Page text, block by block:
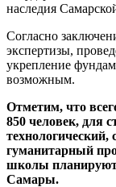
наследия
Согласно
экспертизы,
укрепление
возможным.
Отметим, что
850 человек, для
технологический,
гуманитарный
школы планируют
Самары.